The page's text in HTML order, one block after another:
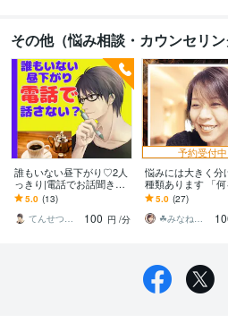
その他（悩み相談・カウンセリ
誰もいない昼下がり♡2人
っきり|電話でお話聞きま
す 周りに言えないあんな
こと、こんなこと♡2人だ
けで話さない？
5.0 (13)
てんせつ☆最適ライフをサポートする
100 円 /分
予約受付中
悩みには大きく分
種類あります 「何
すればいいか 分か
い」を一緒に整理
す。
5.0 (27)
☘みなねー⭐️元総務部長☘